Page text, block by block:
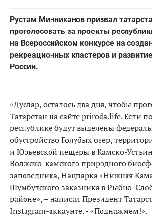
Рустам Минниханов призвал
проголосовать за проекты
на Всероссийском конкурсе на
рекреационных кластеров и
России.
«Дуслар, осталось два дня, чтобы
Татарстан на сайте priroda.life. Если
республике будут выделены
обустройство Голубых озер,
и Юрьевской пещеры в Камско-
Волжско-камского природного
заповедника, Нацпарка «Нижняя
Шумбутского заказника в Рыбно-
районе», – написал Президент
Instagram-аккаунте. - «Поднажмем!».